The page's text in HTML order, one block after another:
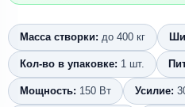
Масса створки: до 400 кг
Кол-во в упаковке: 1 шт.
Мощность: 150 Вт Усилие: